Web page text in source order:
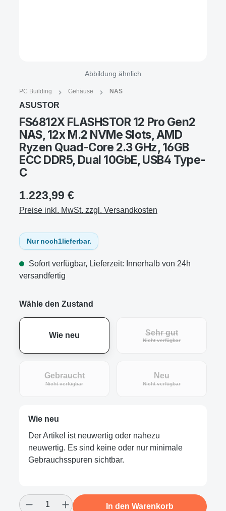
Abbildung ähnlich
PC Building Gehäuse NAS
ASUSTOR
FS6812X FLASHSTOR 12 Pro Gen2
NAS, 12x M.2 NVMe Slots, AMD
Ryzen Quad-Core 2.3 GHz, 16GB
ECC DDR5, Dual 10GbE, USB4 Type-
C
1.223,99 €
Preise inkl. MwSt. zzgl. Versandkosten
Nur noch1lieferbar.
Sofort verfügbar, Lieferzeit: Innerhalb von 24h
versandfertig
Wähle den Zustand
Wie neu Sehr gut
Nicht verfügbar(Diese Option ist
Gebraucht
Nicht verfügbar(Diese Option ist zurzeit nicht verfügbar.)
Neu
Nicht verfügbar(Diese Option ist
Wie neu
Der Artikel ist neuwertig oder nahezu
neuwertig. Es sind keine oder nur minimale
Gebrauchsspuren sichtbar.
Produkt Anzahl: Gib den gewünschten
In den Warenkorb